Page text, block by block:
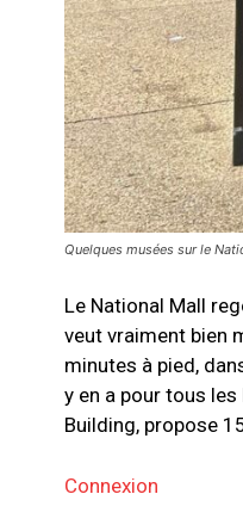
Quelques musées sur le
Le National Mall
veut vraiment bien
minutes à pied,
y en a pour tous
Building, propose
Connexion